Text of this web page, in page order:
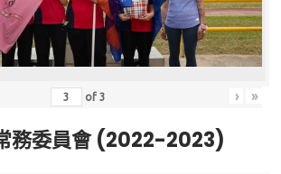
of3 › »
務委員會 (2022-2023)